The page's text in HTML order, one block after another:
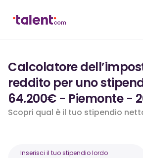
Calcolatore
reddito per uno
64.200€ - Piemonte -
Scopri qual è il tuo stipendio
Inserisci il tuo stipendio lordo